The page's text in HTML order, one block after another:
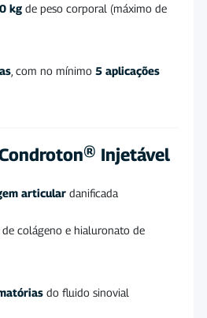
kg de peso corporal (máximo de
, com no mínimo 5 aplicações
Injetável
articular danificada
colágeno e hialuronato de
do fluido sinovial